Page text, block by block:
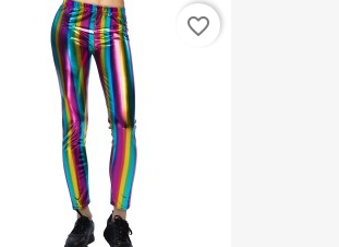
favorite_border